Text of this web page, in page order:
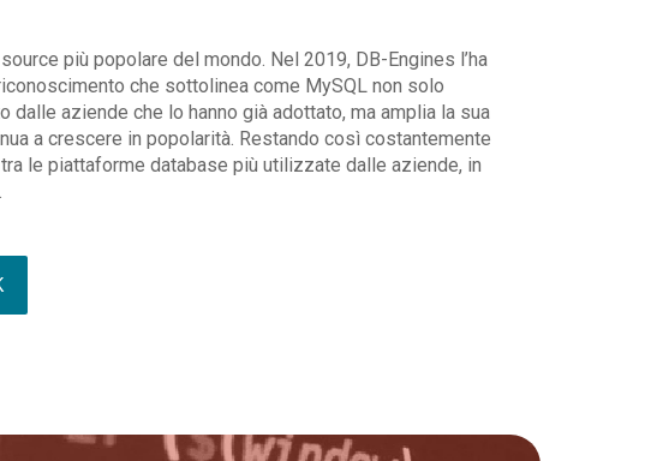
più popolare del mondo. Nel 2019, DB-Engines l’ha
che sottolinea come MySQL non solo
dalle aziende che lo hanno già adottato, ma amplia la sua
a crescere in popolarità. Restando così costantemente
le piattaforme database più utilizzate dalle aziende, in